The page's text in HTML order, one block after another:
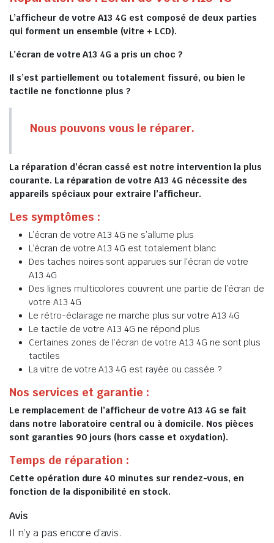
L’afficheur de votre A13 4G est composé de deux parties
qui forment un ensemble (vitre + LCD).
L’écran de votre A13 4G a pris un choc ?
Il s’est partiellement ou totalement fissuré, ou bien le
tactile ne fonctionne plus ?
Nous pouvons vous le réparer.
La réparation d’écran cassé est notre intervention la plus
courante. La réparation de votre A13 4G nécessite des
appareils spéciaux pour extraire l’afficheur.
Les symptômes :
L’écran de votre A13 4G ne s’allume plus
L’écran de votre A13 4G est totalement blanc
Des taches noires sont apparues sur l’écran de votre
A13 4G
Des lignes multicolores couvrent une partie de l’écran de
votre A13 4G
Le rétro-éclairage ne marche plus sur votre A13 4G
Le tactile de votre A13 4G ne répond plus
Certaines zones de l’écran de votre A13 4G ne sont plus
tactiles
La vitre de votre A13 4G est rayée ou cassée ?
Nos services et garantie :
Le remplacement de l’afficheur de votre A13 4G se fait
dans notre laboratoire central ou à domicile. Nos pièces
sont garanties 90 jours (hors casse et oxydation).
Temps de réparation :
Cette opération dure 40 minutes sur rendez-vous, en
fonction de la disponibilité en stock.
Avis
Il n’y a pas encore d’avis.